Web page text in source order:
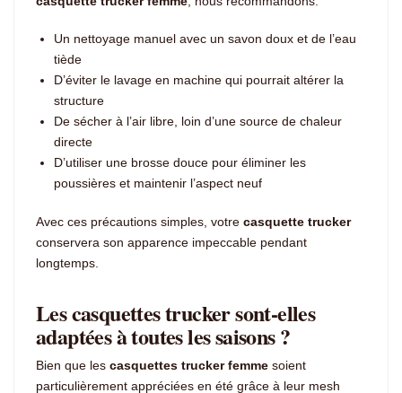
Un nettoyage manuel avec un savon doux et de l’eau
tiède
D’éviter le lavage en machine qui pourrait altérer la
structure
De sécher à l’air libre, loin d’une source de chaleur
directe
D’utiliser une brosse douce pour éliminer les
poussières et maintenir l’aspect neuf
Avec ces précautions simples, votre casquette trucker
conservera son apparence impeccable pendant
longtemps.
Les casquettes trucker sont-elles
adaptées à toutes les saisons ?
Bien que les casquettes trucker femme soient
particulièrement appréciées en été grâce à leur mesh